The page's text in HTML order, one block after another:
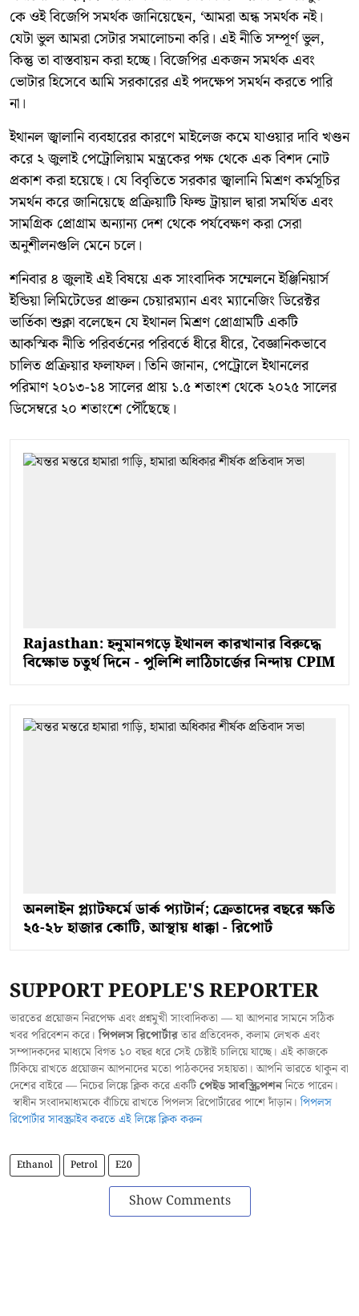
কে ওই বিজেপি সমর্থক জানিয়েছেন, ‘আমরা অন্ধ সমর্থক নই।
যেটা ভুল আমরা সেটার সমালোচনা করি। এই নীতি সম্পূর্ণ ভুল,
কিন্তু তা বাস্তবায়ন করা হচ্ছে। বিজেপির একজন সমর্থক এবং
ভোটার হিসেবে আমি সরকারের এই পদক্ষেপ সমর্থন করতে পারি
না।
ইথানল জ্বালানি ব্যবহারের কারণে মাইলেজ কমে যাওয়ার দাবি খণ্ডন
করে ২ জুলাই পেট্রোলিয়াম মন্ত্রকের পক্ষ থেকে এক বিশদ নোট
প্রকাশ করা হয়েছে। যে বিবৃতিতে সরকার জ্বালানি মিশ্রণ কর্মসূচির
সমর্থন করে জানিয়েছে প্রক্রিয়াটি ফিল্ড ট্রায়াল দ্বারা সমর্থিত এবং
সামগ্রিক প্রোগ্রাম অন্যান্য দেশ থেকে পর্যবেক্ষণ করা সেরা
অনুশীলনগুলি মেনে চলে।
শনিবার ৪ জুলাই এই বিষয়ে এক সাংবাদিক সম্মেলনে ইঞ্জিনিয়ার্স
ইন্ডিয়া লিমিটেডের প্রাক্তন চেয়ারম্যান এবং ম্যানেজিং ডিরেক্টর
ভার্তিকা শুক্লা বলেছেন যে ইথানল মিশ্রণ প্রোগ্রামটি একটি
আকস্মিক নীতি পরিবর্তনের পরিবর্তে ধীরে ধীরে, বৈজ্ঞানিকভাবে
চালিত প্রক্রিয়ার ফলাফল। তিনি জানান, পেট্রোলে ইথানলের
পরিমাণ ২০১৩-১৪ সালের প্রায় ১.৫ শতাংশ থেকে ২০২৫ সালের
ডিসেম্বরে ২০ শতাংশে পৌঁছেছে।
Rajasthan: হনুমানগড়ে ইথানল কারখানার বিরুদ্ধে
বিক্ষোভ চতুর্থ দিনে - পুলিশি লাঠিচার্জের নিন্দায় CPIM
অনলাইন প্ল্যাটফর্মে ডার্ক প্যাটার্ন; ক্রেতাদের বছরে ক্ষতি
২৫-২৮ হাজার কোটি, আস্থায় ধাক্কা - রিপোর্ট
SUPPORT PEOPLE'S REPORTER
ভারতের প্রয়োজন নিরপেক্ষ এবং প্রশ্নমুখী সাংবাদিকতা — যা আপনার সামনে সঠিক
খবর পরিবেশন করে।পিপলস রিপোর্টারতার প্রতিবেদক, কলাম লেখক এবং
সম্পাদকদের মাধ্যমে বিগত ১০ বছর ধরে সেই চেষ্টাই চালিয়ে যাচ্ছে। এই কাজকে
টিকিয়ে রাখতে প্রয়োজন আপনাদের মতো পাঠকদের সহায়তা। আপনি ভারতে থাকুন বা
দেশের বাইরে — নিচের লিঙ্কে ক্লিক করে একটিপেইড সাবস্ক্রিপশননিতে পারেন।
স্বাধীন সংবাদমাধ্যমকে বাঁচিয়ে রাখতে পিপলস রিপোর্টারের পাশে দাঁড়ান।পিপলস
রিপোর্টার সাবস্ক্রাইব করতে এই লিঙ্কে ক্লিক করুন
Ethanol Petrol E20
Show Comments